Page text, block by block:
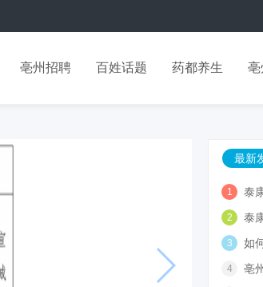
亳州招聘 百姓话题 药都养生 亳
最新
1 泰
式提供“
2 泰
你如何
3 如
4 亳